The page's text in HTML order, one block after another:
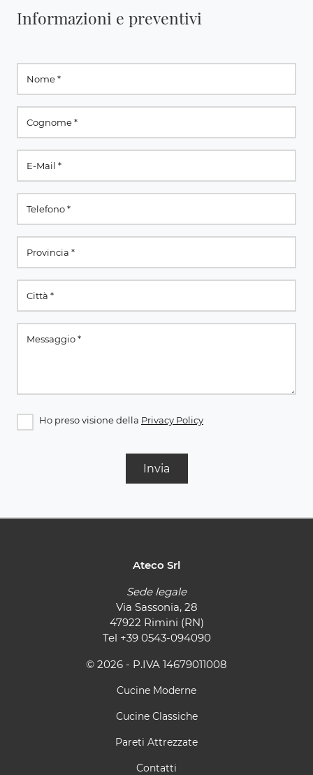
Informazioni e preventivi
Ho preso visione della Privacy Policy
Invia
Ateco Srl
Sede legale
Via Sassonia, 28
47922 Rimini (RN)
Tel +39 0543-094090
© 2026 - P.IVA 14679011008
Cucine Moderne
Cucine Classiche
Pareti Attrezzate
Contatti